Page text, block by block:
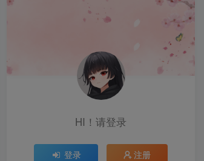
HI！请登录
登录 注册